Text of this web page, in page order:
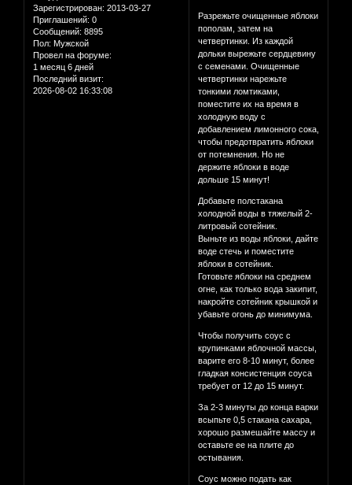
Зарегистрирован: 2013-03-27
Приглашений: 0
Сообщений: 8895
Пол: Мужской
Провел на форуме:
1 месяц 6 дней
Последний визит:
2026-08-02 16:33:08
Разрежьте очищенные яблоки
пополам, затем на
четвертинки. Из каждой
дольки вырежьте сердцевину
с семенами. Очищенные
четвертинки нарежьте
тонкими ломтиками,
поместите их на время в
холодную воду с
добавлением лимонного сока,
чтобы предотвратить яблоки
от потемнения. Но не
держите яблоки в воде
дольше 15 минут!
Добавьте полстакана
холодной воды в тяжелый 2-
литровый сотейник.
Выньте из воды яблоки, дайте
воде стечь и поместите
яблоки в сотейник.
Готовьте яблоки на среднем
огне, как только вода закипит,
накройте сотейник крышкой и
убавьте огонь до минимума.
Чтобы получить соус с
крупинками яблочной массы,
варите его 8-10 минут, более
гладкая консистенция соуса
требует от 12 до 15 минут.
За 2-3 минуты до конца варки
всыпьте 0,5 стакана сахара,
хорошо размешайте массу и
оставьте ее на плите до
остывания.
Соус можно подать как